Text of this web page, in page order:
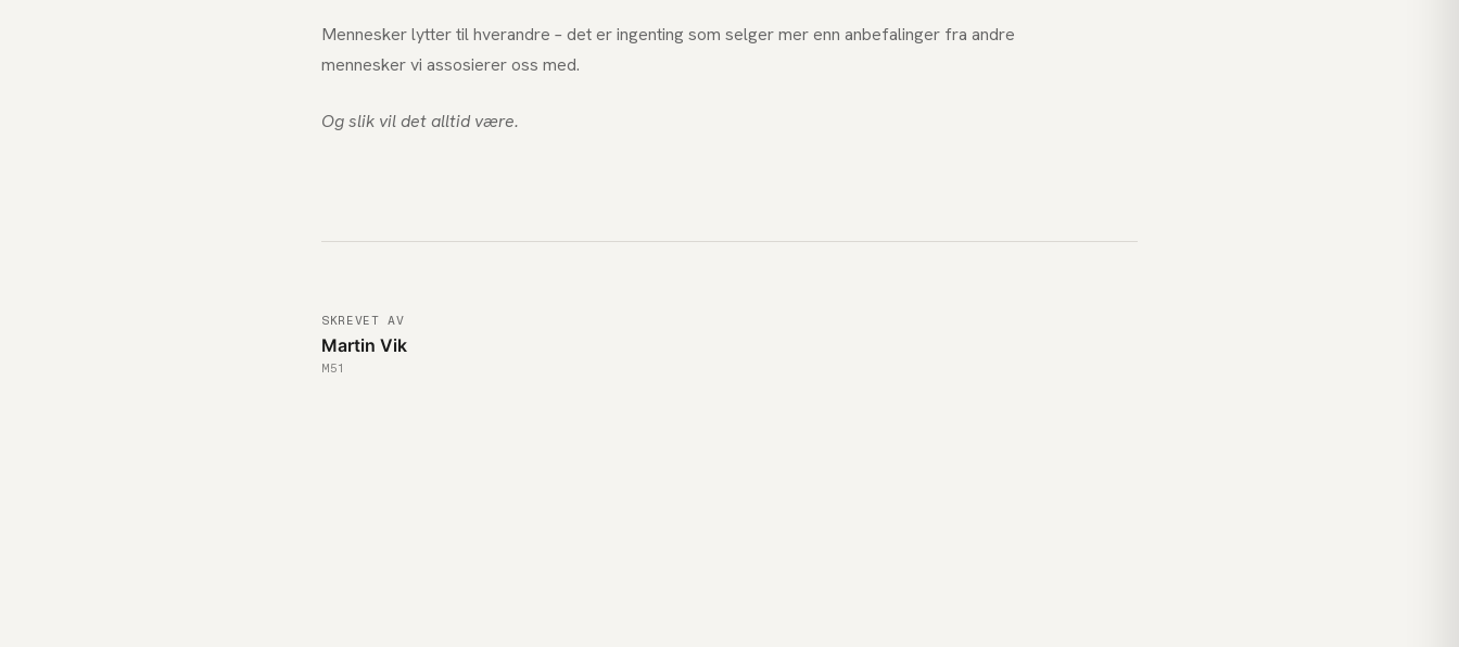
Mennesker lytter til hverandre – det er ingenting som selger mer enn anbefalinger fra andre
mennesker vi assosierer oss med.
Og slik vil det alltid være.
SKREVET AV
Martin Vik
M51